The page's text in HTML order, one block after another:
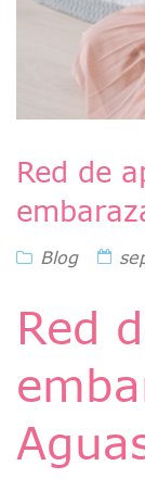
Red de
Blog
Red